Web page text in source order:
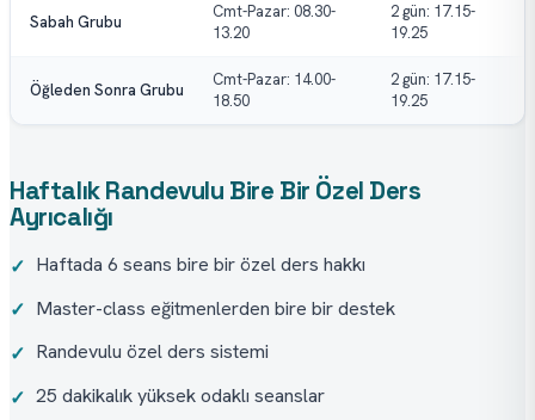
Sabah Grubu
Cmt-Pazar: 08.30-
13.20
2 gün: 17.15-
19.25
Öğleden Sonra Grubu
Cmt-Pazar: 14.00-
18.50
2 gün: 17.15-
19.25
Haftalık Randevulu Bire Bir Özel Ders
Ayrıcalığı
✓ Haftada 6 seans bire bir özel ders hakkı
✓ Master-class eğitmenlerden bire bir destek
✓ Randevulu özel ders sistemi
✓ 25 dakikalık yüksek odaklı seanslar